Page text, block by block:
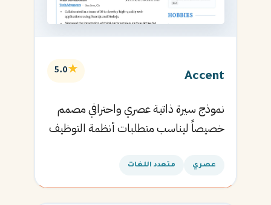
Accent
★
5.0
نموذج سيرة ذاتية عصري واحترافي مصمم
خصيصاً ليناسب متطلبات أنظمة التوظيف
القادمة.
عصري متعدد اللغات